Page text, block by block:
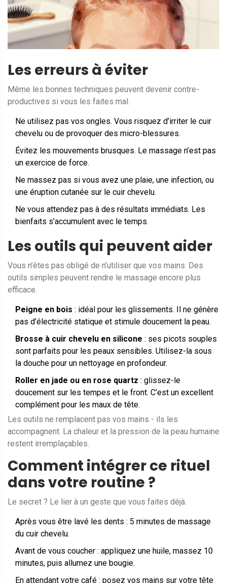
Les erreurs à éviter
Même les bonnes techniques peuvent devenir contre-
productives si vous les faites mal.
Ne utilisez pas vos ongles. Vous risquez d’irriter le cuir
chevelu ou de provoquer des micro-blessures.
Évitez les mouvements brusques. Le massage n’est pas
un exercice de force.
Ne massez pas si vous avez une plaie, une infection, ou
une éruption cutanée sur le cuir chevelu.
Ne vous attendez pas à des résultats immédiats. Les
bienfaits s’accumulent avec le temps.
Les outils qui peuvent aider
Vous n’êtes pas obligé de n’utiliser que vos mains. Des
outils simples peuvent rendre le massage encore plus
efficace.
Peigne en bois : idéal pour les glissements. Il ne génère
pas d’électricité statique et stimule doucement la peau.
Brosse à cuir chevelu en silicone : ses picots souples
sont parfaits pour les peaux sensibles. Utilisez-la sous
la douche pour un nettoyage en profondeur.
Roller en jade ou en rose quartz : glissez-le
doucement sur les tempes et le front. C’est un excellent
complément pour les maux de tête.
Les outils ne remplacent pas vos mains - ils les
accompagnent. La chaleur et la pression de la peau humaine
restent irremplaçables.
Comment intégrer ce rituel
dans votre routine ?
Le secret ? Le lier à un geste que vous faites déjà.
Après vous être lavé les dents : 5 minutes de massage
du cuir chevelu.
Avant de vous coucher : appliquez une huile, massez 10
minutes, puis allumez une bougie.
En attendant votre café : posez vos mains sur votre tête